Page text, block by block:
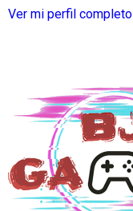
Ver mi perfil completo